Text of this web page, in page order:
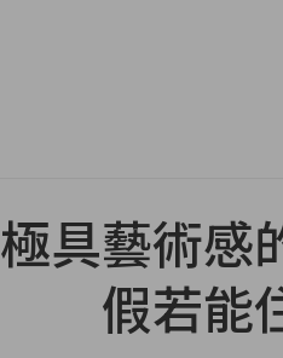
極具藝術感
假若能